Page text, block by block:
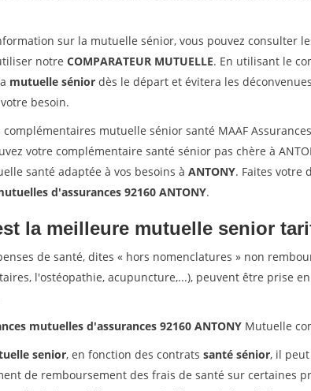
sur la mutuelle sénior, vous pouvez consulter
notre COMPARATEUR MUTUELLE. En utilisant le
mutuelle sénior dès le départ et évitera les
besoin.
complémentaires mutuelle sénior santé MAAF
votre complémentaire santé sénior pas chère à
santé adaptée à vos besoins à ANTONY. Faites votre
d'assurances 92160 ANTONY.
la meilleure mutuelle senior
de santé, dites « hors nomenclatures » non
l'ostéopathie, acupuncture,...), peuvent être prise
mutuelles d'assurances 92160 ANTONY Mutuelle
senior, en fonction des contrats santé sénior, il
de remboursement des frais de santé sur certaines